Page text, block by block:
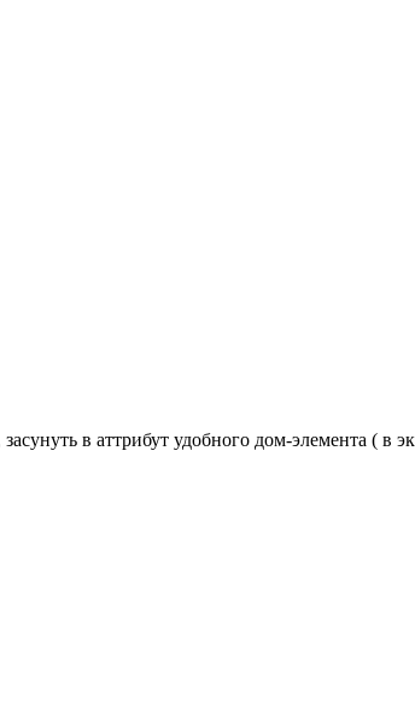
в аттрибут удобного дом-элемента (